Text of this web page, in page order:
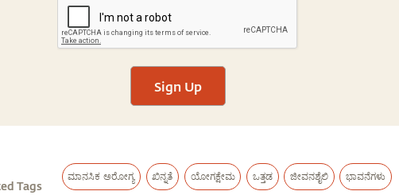
Sign Up
Tags
ಮಾನಸಿಕ ಅರೋಗ್ಯ ಖಿನ್ನತೆ ಯೋಗಕ್ಷೇಮ ಒತ್ತಡ ಜೀವನಶೈಲಿ ಭಾವನೆಗಳು